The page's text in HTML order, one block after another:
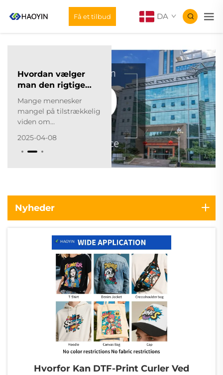
Få et tilbud DA
Hvordan vælger
man den rigtige
leverandør af
varmeoverførselsmaterialer?
Mange mennesker
mangel på tilstrækkelig
viden om
hvilket gør det svært at
købe egnete produkter.
købshåndbog for
varmetransportmaterialer.
Den første afgørende
2025-04-08
Nyheder
Hvorfor Kan DTF-Print Curler Ved